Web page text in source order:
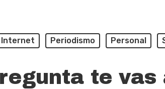
Internet Periodismo Personal
te vas